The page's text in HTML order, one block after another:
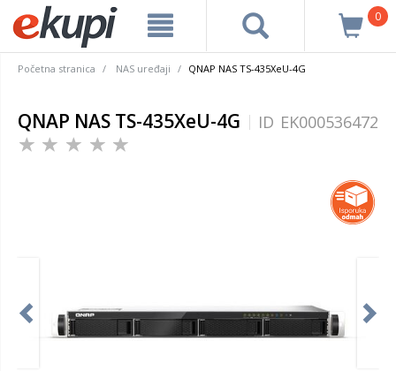
0
Početna stranica NAS uređaji QNAP NAS TS-435XeU-4G
QNAP NAS TS-435XeU-4G ID EK000536472